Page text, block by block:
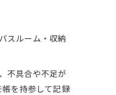
スルーム・収納
不具合や不足が
を持参して記録